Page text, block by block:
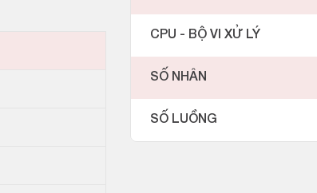
CPU - BỘ VI XỬ LÝ
SỐ NHÂN
SỐ LUỒNG